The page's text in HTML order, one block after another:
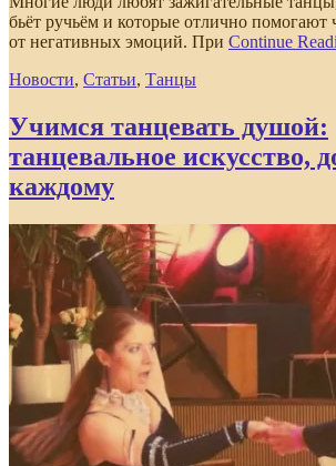
бьёт ручьём и которые отлично помогают
от негативных эмоций. При Continue
Новости, Статьи, Танцы
Учимся танцевать душой:
танцевальное искусство,
каждому